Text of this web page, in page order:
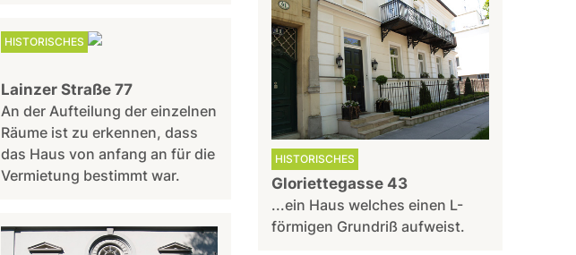
HISTORISCHES
Lainzer Straße 77
An der Aufteilung der einzelnen
Räume ist zu erkennen, dass
das Haus von anfang an für die
Vermietung bestimmt war.
HISTORISCHES
Gloriettegasse 43
...ein Haus welches einen L-
förmigen Grundriß aufweist.